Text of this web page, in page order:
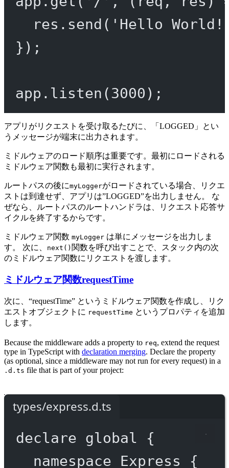
res. send ( 'Hello
});
app. listen (3000 );
アプリがリクエストを受け取るたびに、「LOGGED」とい
うメッセージが端末に出力されます。
ミドルウェアのロード順序は重要です。最初にロードされる
ミドルウェア関数も最初に実行されます。
ルートパスの後にmyLoggerがロードされている場合、リクエ
ストは到達せず、アプリは”LOGGED”を出力しません。 な
ぜなら、ルートパスのルートハンドラは、リクエスト応答サ
イクルを終了するからです。
ミドルウェア関数 myLogger は単にメッセージを出力しま
す。 次に、
next() 関数を呼び出すことで、スタック内の次
のミドルウェア関数にリクエストを渡します。
ミドルウェア関数requestTime
次に、“requestTime” というミドルウェア関数を作成し、リク
エストオブジェクトに requestTime というプロパティを追加
します。
Because the middleware adds a property to req, extend the request
type in TypeScript with declaration merging. Declare the property
(as optional, since a middleware may not run for every request) in a
.d.ts file that is part of your project:
types/express.d.ts
declare global {
namespace
Express {